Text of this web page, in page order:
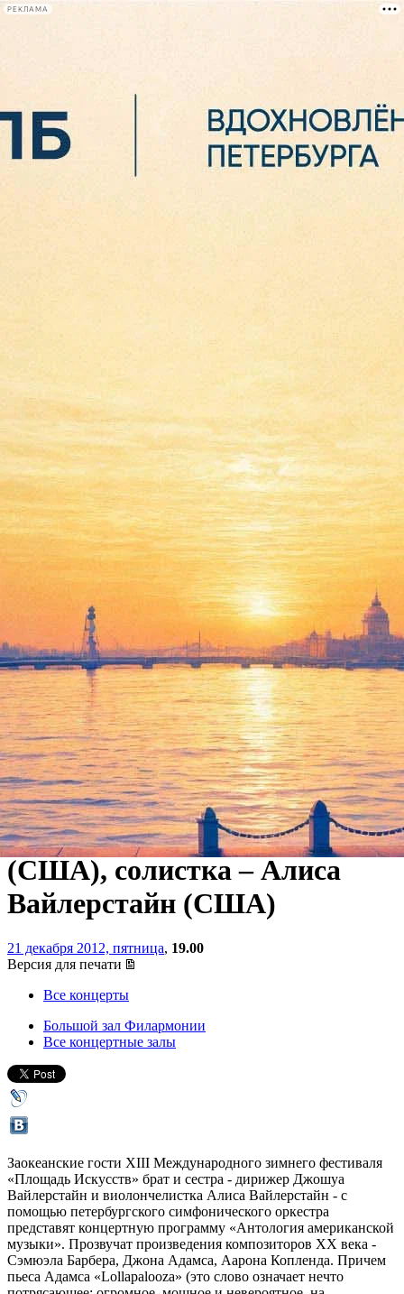
РЕКЛАМА
Сегодня:
Концерт Академического
Симфонического оркестра
филармонии. Дирижер –
Джошуа Вайлерстайн
(США), солистка – Алиса
Вайлерстайн (США)
21 декабря 2012, пятница, 19.00
Версия для печати
Все концерты
Большой зал Филармонии
Все концертные залы
Заокеанские гости XIII Международного зимнего фестиваля
«Площадь Искусств» брат и сестра - дирижер Джошуа
Вайлерстайн и виолончелистка Алиса Вайлерстайн - с
помощью петербургского симфонического оркестра
представят концертную программу «Антология американской
музыки». Прозвучат произведения композиторов ХХ века -
Сэмюэла Барбера, Джона Адамса, Аарона Копленда. Причем
пьеса Адамса «Lollapalooza» (это слово означает нечто